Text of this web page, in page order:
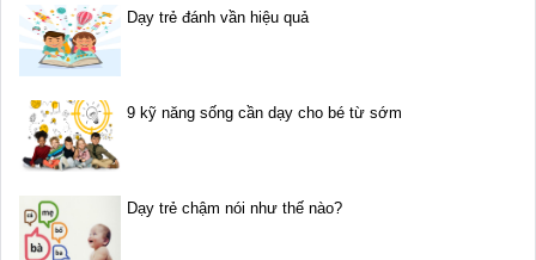
Dạy trẻ đánh vần hiệu quả
9 kỹ năng sống cần dạy cho bé từ sớm
Dạy trẻ chậm nói như thế nào?